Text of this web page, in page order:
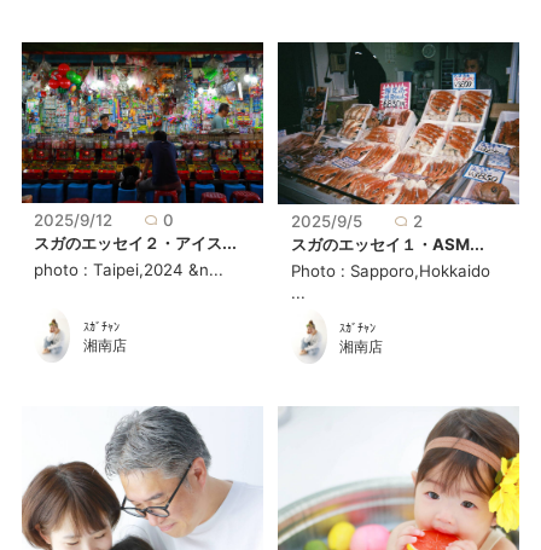
2025/9/12
0
スガのエッセイ２・アイス...
photo : Taipei,2024 &n...
ｽｶﾞﾁｬﾝ
湘南店
2025/9/5
2
スガのエッセイ１・ASM...
Photo : Sapporo,Hokkaido
...
ｽｶﾞﾁｬﾝ
湘南店